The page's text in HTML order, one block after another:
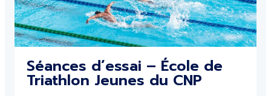
Séances d’essai – École de
Triathlon Jeunes du CNP